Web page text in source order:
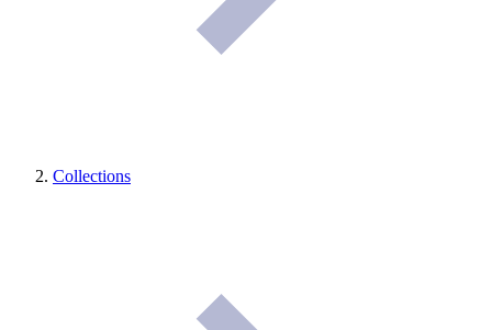
Collections